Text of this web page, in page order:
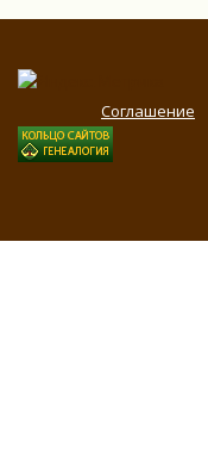
Соглашение